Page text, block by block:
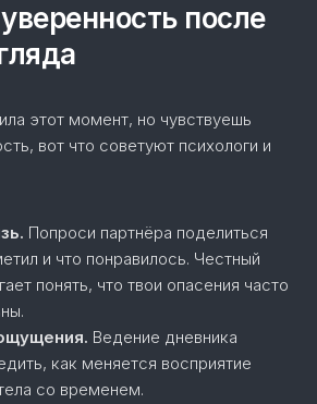
после
этот момент, но чувствуешь
вот что советуют психологи и
Попроси партнёра поделиться
и что понравилось. Честный
понять, что твои опасения часто
Ведение дневника
как меняется восприятие
со временем.